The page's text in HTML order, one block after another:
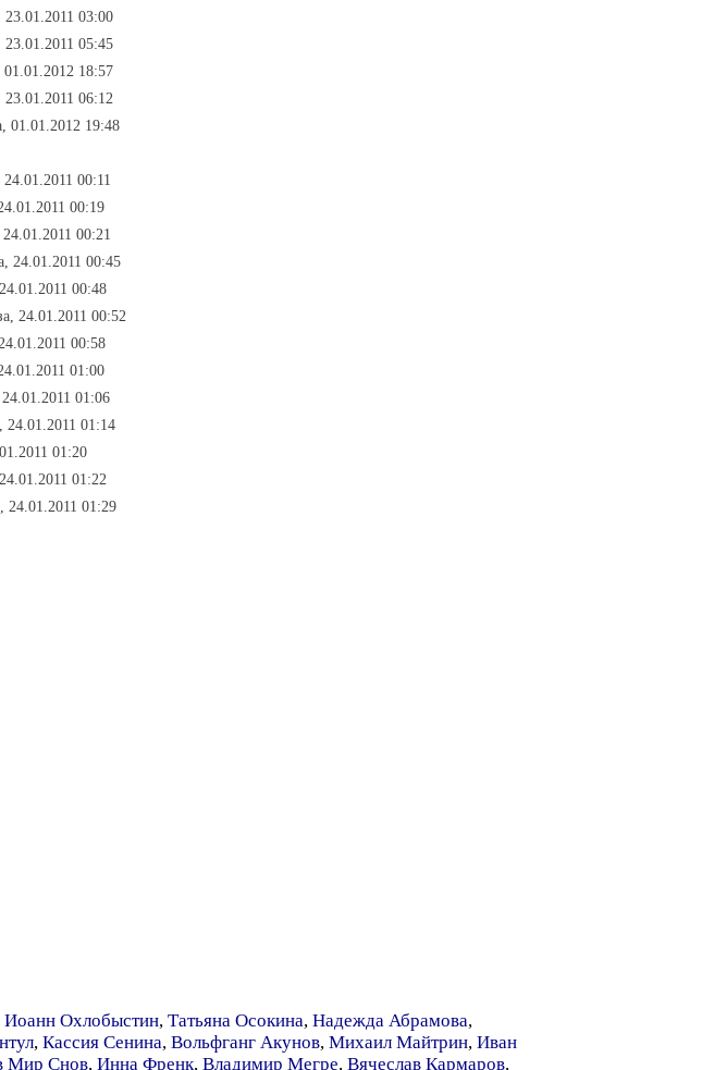
03:00
05:45
18:57
06:12
01.01.2012 19:48
00:11
00:19
00:21
24.01.2011 00:45
00:48
24.01.2011 00:52
00:58
01:00
01:06
24.01.2011 01:14
01:20
01:22
24.01.2011 01:29
Иоанн Охлобыстин, Татьяна Осокина, Надежда Абрамова,
, Кассия Сенина, Вольфганг Акунов, Михаил Майтрин, Иван
Мир Снов, Инна Френк, Владимир Мегре, Вячеслав Кармаров,